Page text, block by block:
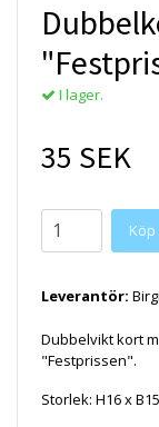
I lager.
35 SEK
Köp
Leverantör:
Dubbelvikt kort
"Festprissen".
Storlek: H16 x